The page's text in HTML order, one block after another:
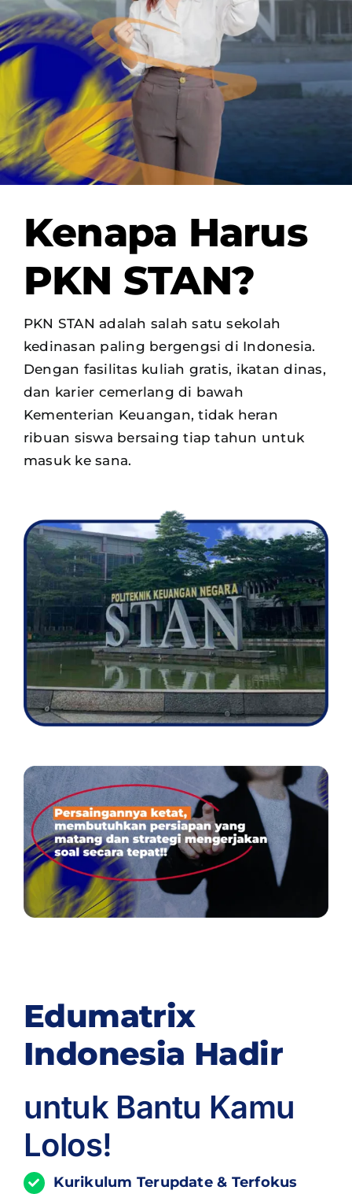
OUR PROGRAM
REGISTRATION
Kenapa Harus
PKN STAN?
PKN STAN adalah salah satu sekolah
kedinasan paling bergengsi di Indonesia.
Dengan fasilitas kuliah gratis, ikatan dinas,
dan karier cemerlang di bawah
Kementerian Keuangan, tidak heran
ribuan siswa bersaing tiap tahun untuk
masuk ke sana.
Edumatrix
Indonesia Hadir
untuk Bantu Kamu
Lolos!
Kurikulum Terupdate& Terfokus